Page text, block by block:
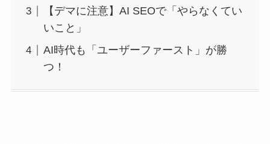
【デマに注意】AI SEOで「やらなくてい
いこと」
AI時代も「ユーザーファースト」が勝
つ！